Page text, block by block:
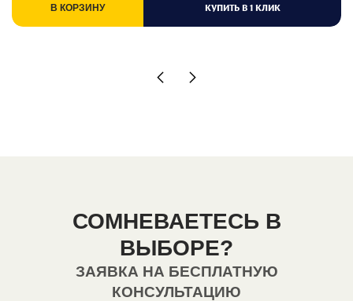
В КОРЗИНУ КУПИТЬ В 1 КЛИК
СОМНЕВАЕТЕСЬ В
ВЫБОРЕ?
ЗАЯВКА НА БЕСПЛАТНУЮ
КОНСУЛЬТАЦИЮ